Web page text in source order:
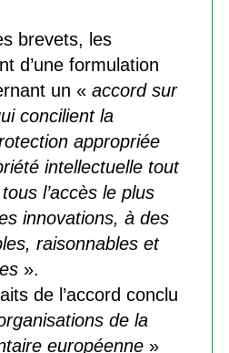
brevets, les
d’une formulation
un « accord sur
concilient la
appropriée
intellectuelle tout
l’accès le plus
innovations, à des
raisonnables et
».
de l’accord conclu
de la
européenne»